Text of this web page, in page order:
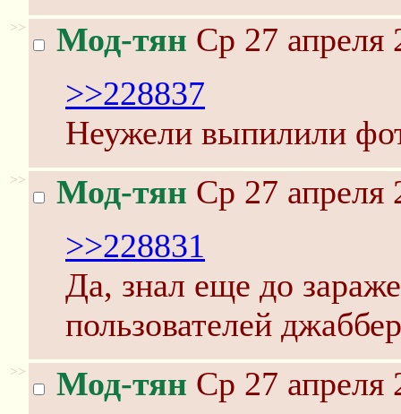
>> Мод-тян Ср 27 апреля
>>228837
Неужели выпилили
>> Мод-тян Ср 27 апреля
>>228831
Да, знал еще до
пользователей
>> Мод-тян Ср 27 апреля